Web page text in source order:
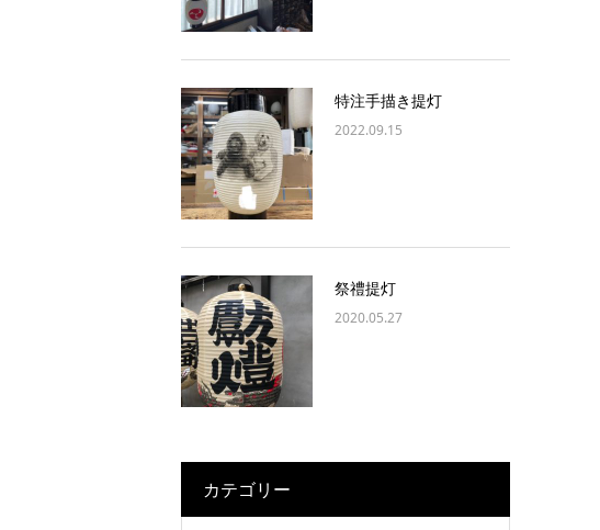
特注手描き提灯
2022.09.15
祭禮提灯
2020.05.27
カテゴリー